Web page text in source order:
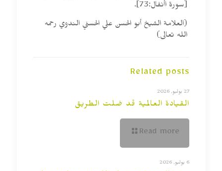
[سورة اأنفال:73].
(العلامة الشيخ أبو الحسن علي الحسني الندوي رحمه
الله تعالى)
Related posts
27 يوليو, 2026
القيادة العالمية قد ضلت الطريق
Read more
6 يوليو, 2026